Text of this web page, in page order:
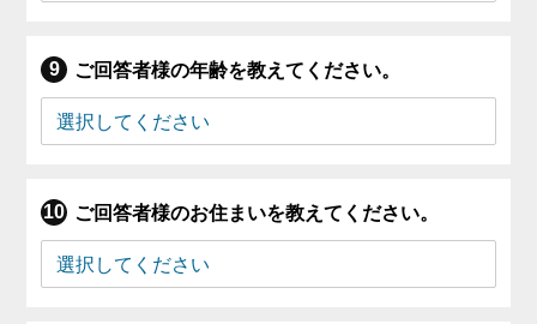
ご回答者様の年齢を教えてください。
ご回答者様のお住まいを教えてください。